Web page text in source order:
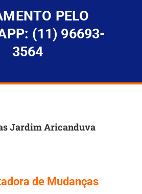
PELO
(11) 96693-
3564
Jardim Aricanduva
de Mudanças